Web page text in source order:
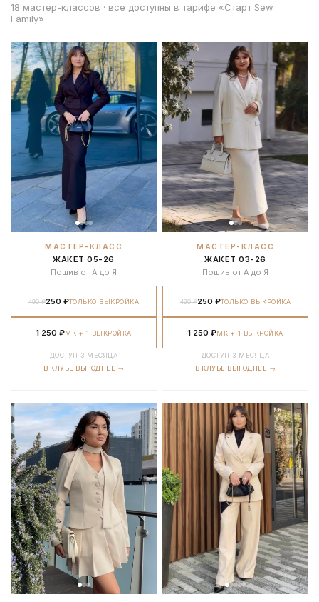
18 мастер-классов · все доступны в тарифе «Старт Sew
Family»
МАСТЕР-КЛАСС
ЖАКЕТ 05-26
Пошив от А до Я
490 ₽250 ₽ТОЛЬКО ВЫКРОЙКА
1 250 ₽МК + 1 ВЫКРОЙКА
ДОСТУП 3 МЕСЯЦА
В КЛУБЕ ВЫГОДНЕЕ →
МАСТЕР-КЛАСС
ЖАКЕТ 03-26
Пошив от А до Я
490 ₽250 ₽ТОЛЬКО ВЫКРОЙКА
1 250 ₽МК + 1 ВЫКРОЙКА
ДОСТУП 3 МЕСЯЦА
В КЛУБЕ ВЫГОДНЕЕ →